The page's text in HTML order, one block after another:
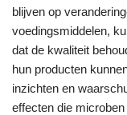
blijven op
voedingsmiddelen,
dat de kwaliteit
hun producten
inzichten en
effecten die